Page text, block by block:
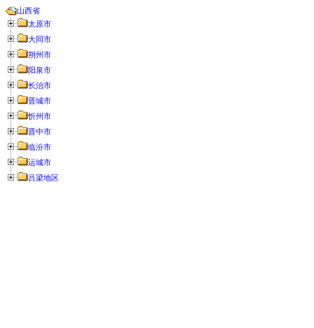
山西省
太原市
大同市
朔州市
阳泉市
长治市
晋城市
忻州市
晋中市
临汾市
运城市
吕梁地区